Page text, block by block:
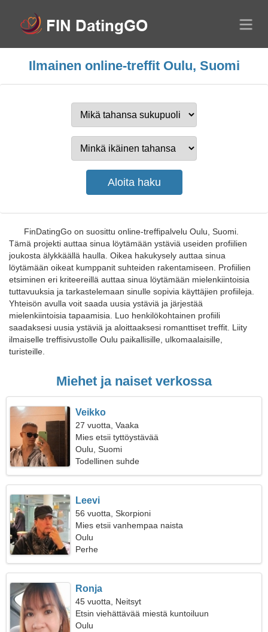
Ilmainen online-treffit Oulu, Suomi
FinDatingGo on suosittu online-treffipalvelu Oulu, Suomi.
Tämä projekti auttaa sinua löytämään ystäviä useiden profiilien
joukosta älykkäällä haulla. Oikea hakukysely auttaa sinua
löytämään oikeat kumppanit suhteiden rakentamiseen. Profiilien
etsiminen eri kriteereillä auttaa sinua löytämään mielenkiintoisia
tuttavuuksia ja tarkastelemaan sinulle sopivia käyttäjien profiileja.
Yhteisön avulla voit saada uusia ystäviä ja järjestää
mielenkiintoisia tapaamisia. Luo henkilökohtainen profiili
saadaksesi uusia ystäviä ja aloittaaksesi romanttiset treffit. Liity
ilmaiselle treffisivustolle Oulu paikallisille, ulkomaalaisille,
turisteille.
Miehet ja naiset verkossa
Veikko
27 vuotta, Vaaka
Mies etsii tyttöystävää
Oulu, Suomi
Todellinen suhde
Leevi
56 vuotta, Skorpioni
Mies etsii vanhempaa naista
Oulu
Perhe
Ronja
45 vuotta, Neitsyt
Etsin viehättävää miestä kuntoiluun
Oulu